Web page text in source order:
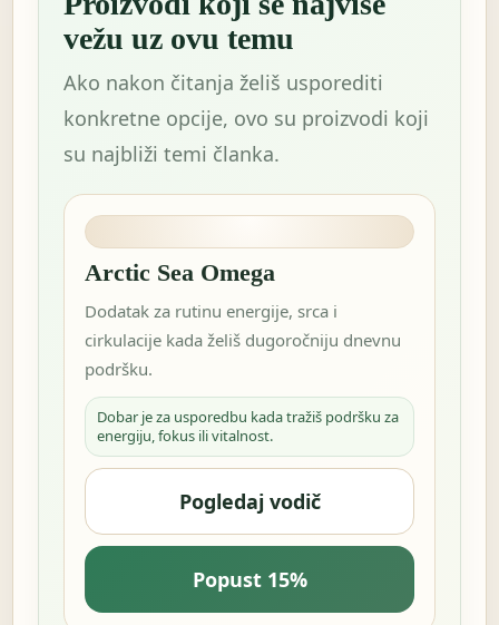
vežu uz ovu temu
Ako nakon čitanja želiš usporediti
konkretne opcije, ovo su proizvodi koji
su najbliži temi članka.
Arctic Sea Omega
Dodatak za rutinu energije, srca i
cirkulacije kada želiš dugoročniju dnevnu
podršku.
Dobar je za usporedbu kada tražiš podršku za
energiju, fokus ili vitalnost.
Pogledaj vodič
Popust 15%